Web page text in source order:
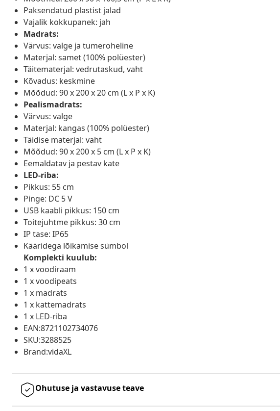
Paksendatud plastist jalad
Vajalik kokkupanek: jah
Madrats:
Värvus: valge ja tumeroheline
Materjal: samet (100% polüester)
Täitematerjal: vedrutaskud, vaht
Kõvadus: keskmine
Mõõdud: 90 x 200 x 20 cm (L x P x K)
Pealismadrats:
Värvus: valge
Materjal: kangas (100% polüester)
Täidise materjal: vaht
Mõõdud: 90 x 200 x 5 cm (L x P x K)
Eemaldatav ja pestav kate
LED-riba:
Pikkus: 55 cm
Pinge: DC 5 V
USB kaabli pikkus: 150 cm
Toitejuhtme pikkus: 30 cm
IP tase: IP65
Kääridega lõikamise sümbol
Komplekti kuulub:
1 x voodiraam
1 x voodipeats
1 x madrats
1 x kattemadrats
1 x LED-riba
EAN:8721102734076
SKU:3288525
Brand:vidaXL
Ohutuse ja vastavuse teave